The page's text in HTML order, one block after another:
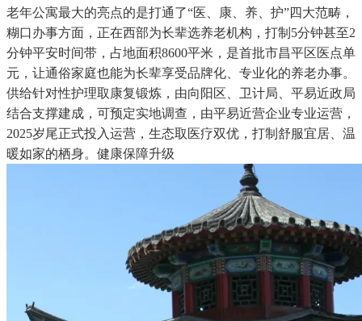
老年公寓最大的亮点的是打通了“医、康、养、护”四大范畴，
糊口办事方面，正在西部为长辈选养老机构，打制5分钟甚至2
分钟平安时间带，占地面积8600平米，是首批市昌平区医点单
元，让通俗家庭也能为长辈享受品牌化、专业化的养老办事。
供给针对性护理取康复锻炼，由向阳区、卫计局、平易近政局
结合支撑建成，可预定实地调查，由平易近营企业专业运营，
2025岁尾正式投入运营，生态取医疗双优，打制舒服宜居、温
暖如家的栖身。健康保障升级